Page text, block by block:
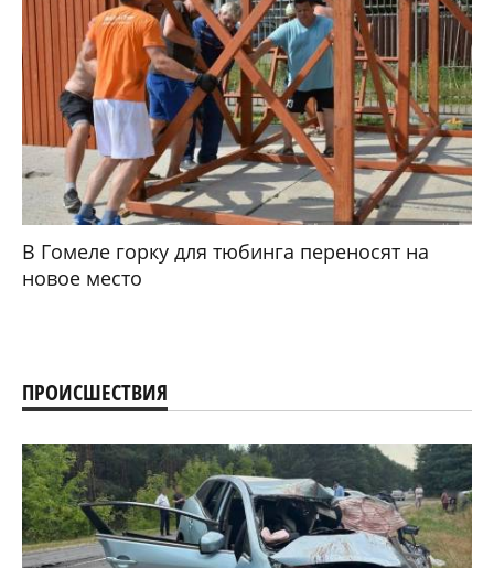
В Гомеле горку для тюбинга переносят на
новое место
ПРОИСШЕСТВИЯ